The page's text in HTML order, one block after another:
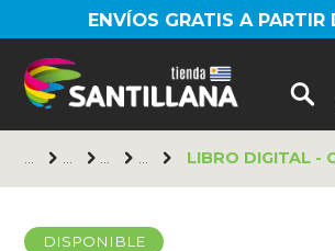
ENVÍOS GRATIS A
DISPONIBLE